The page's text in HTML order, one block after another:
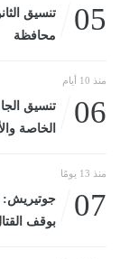
05
محافظة
منذ 10 أيام
06
الخاصة
منذ 13 يومًا
07
جوتيريش:
بوقف